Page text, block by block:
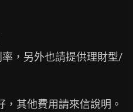
，另外也請提供理財型/
其他費用請來信說明。